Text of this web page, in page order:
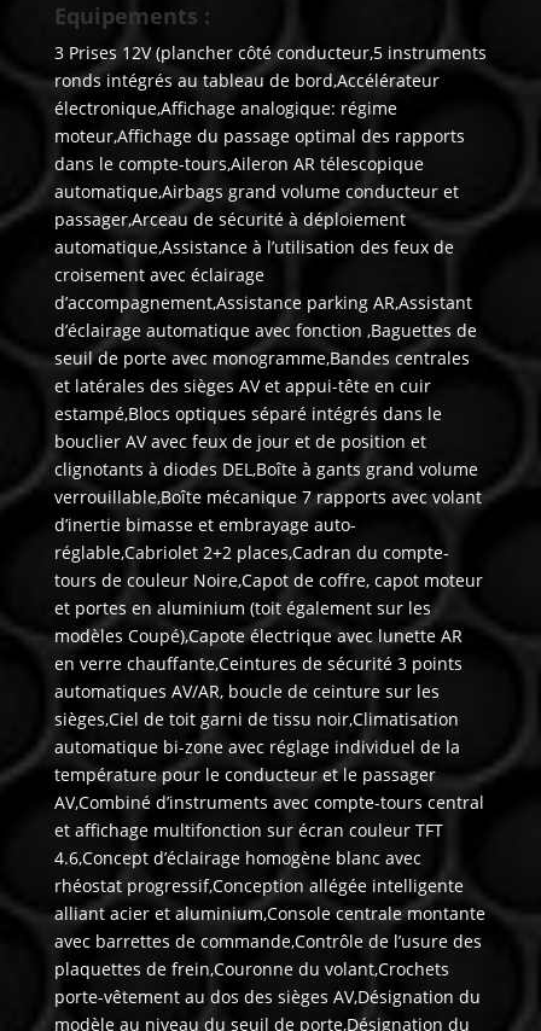
Equipements :
3 Prises 12V (plancher côté conducteur,5 instruments
ronds intégrés au tableau de bord,Accélérateur
électronique,Affichage analogique: régime
moteur,Affichage du passage optimal des rapports
dans le compte-tours,Aileron AR télescopique
automatique,Airbags grand volume conducteur et
passager,Arceau de sécurité à déploiement
automatique,Assistance à l’utilisation des feux de
croisement avec éclairage
d’accompagnement,Assistance parking AR,Assistant
d’éclairage automatique avec fonction ,Baguettes de
seuil de porte avec monogramme,Bandes centrales
et latérales des sièges AV et appui-tête en cuir
estampé,Blocs optiques séparé intégrés dans le
bouclier AV avec feux de jour et de position et
clignotants à diodes DEL,Boîte à gants grand volume
verrouillable,Boîte mécanique 7 rapports avec volant
d’inertie bimasse et embrayage auto-
réglable,Cabriolet 2+2 places,Cadran du compte-
tours de couleur Noire,Capot de coffre, capot moteur
et portes en aluminium (toit également sur les
modèles Coupé),Capote électrique avec lunette AR
en verre chauffante,Ceintures de sécurité 3 points
automatiques AV/AR, boucle de ceinture sur les
sièges,Ciel de toit garni de tissu noir,Climatisation
automatique bi-zone avec réglage individuel de la
température pour le conducteur et le passager
AV,Combiné d’instruments avec compte-tours central
et affichage multifonction sur écran couleur TFT
4.6,Concept d’éclairage homogène blanc avec
rhéostat progressif,Conception allégée intelligente
alliant acier et aluminium,Console centrale montante
avec barrettes de commande,Contrôle de l’usure des
plaquettes de frein,Couronne du volant,Crochets
porte-vêtement au dos des sièges AV,Désignation du
modèle au niveau du seuil de porte,Désignation du